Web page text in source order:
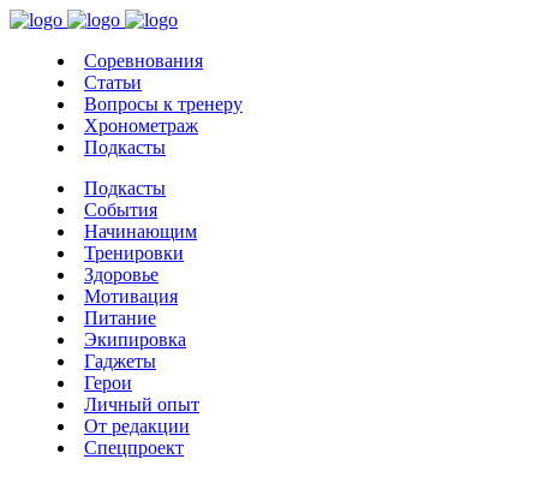
Соревнования
Статьи
Вопросы к тренеру
Хронометраж
Подкасты
Подкасты
События
Начинающим
Тренировки
Здоровье
Мотивация
Питание
Экипировка
Гаджеты
Герои
Личный опыт
От редакции
Спецпроект